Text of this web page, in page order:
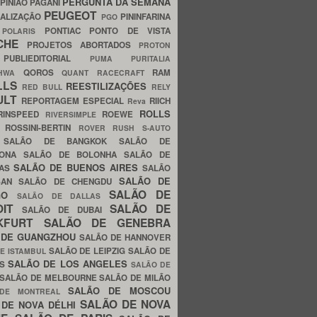
PAGANI
PEUGEOT PGO PININFARINA
POLARIS PONTIAC PONTO DE VISTA
PROJETOS ABORTADOS PROTON
PUBLIEDITORIAL PUMA PURITALIA
QOROS QUANT RACECRAFT RAM
RED BULL REESTILIZAÇÕES RELY
REPORTAGEM ESPECIAL Reva RIICH
RIVERSIMPLE ROEWE ROLLS
ROSSINI-BERTIN ROVER RUSH S-AUTO
SALÃO DE BANGKOKSALÃO DE
SALÃO DE BOLONHASALÃO DE
SALÃO DE BUENOS AIRES SALÃO
SALÃO DE CHENGDU SALÃO DE
SALÃO DE DALLASSALÃO DE
SALÃO DE DUBAI SALÃO DE
SALÃO DE GENEBRA
GUANGZHOU SALÃO DE HANNOVER
ISTAMBUL SALÃO DE LEIPZIGSALÃO DE
SALÃO DE LOS ANGELES SALÃO DE
DE MELBOURNESALÃO DE MILÃO
MONTREAL SALÃO DE MOSCOU
NOVA DÉLHI SALÃO DE NOVA